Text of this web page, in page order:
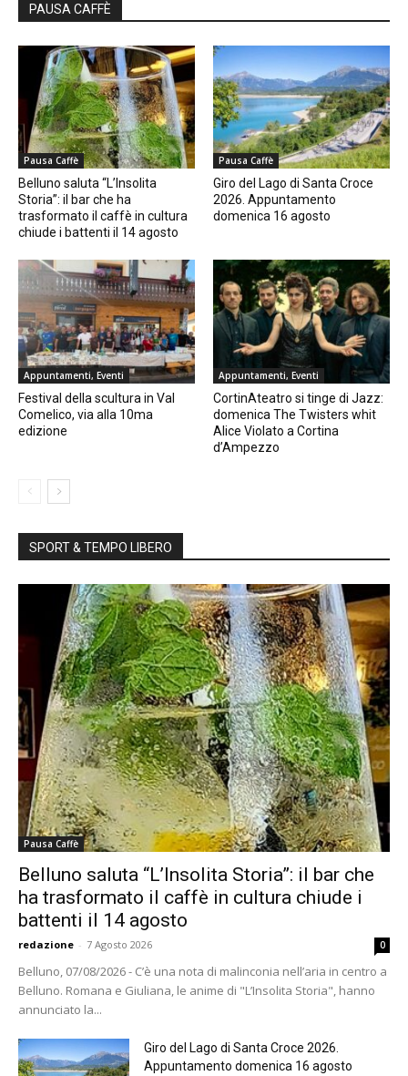
PAUSA CAFFÈ
Pausa Caffè
Belluno saluta “L’Insolita
Storia”: il bar che ha
trasformato il caffè in cultura
chiude i battenti il 14 agosto
Pausa Caffè
Giro del Lago di Santa Croce
2026. Appuntamento
domenica 16 agosto
Appuntamenti, Eventi
Festival della scultura in Val
Comelico, via alla 10ma
edizione
Appuntamenti, Eventi
CortinAteatro si tinge di Jazz:
domenica The Twisters whit
Alice Violato a Cortina
d’Ampezzo
SPORT & TEMPO LIBERO
Pausa Caffè
Belluno saluta “L’Insolita Storia”: il bar che
ha trasformato il caffè in cultura chiude i
battenti il 14 agosto
redazione - 7 Agosto 2026 0
Belluno, 07/08/2026 - C’è una nota di malinconia nell’aria in centro a
Belluno. Romana e Giuliana, le anime di "L’Insolita Storia", hanno
annunciato la...
Giro del Lago di Santa Croce 2026.
Appuntamento domenica 16 agosto